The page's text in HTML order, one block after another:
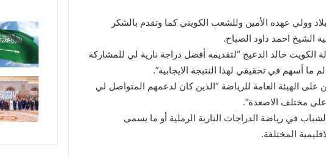
وولي عهده الأمين وللشعب الكويتي كما وتقدم بالشكر
الشيخ احمد داود الصباح.
خالد الدعيج “لتقديمه أفضل دراجة نارية لي للمشاركة
ما أسهم في تحقيقي لهذا النتيجة الايجابية”.
الهيئة العامة للرياضة “الذين كان لدعمهم المتواصل لي
على مختلف الاصعدة”.
في رياضة الدراجات النارية الرملية أو ما يسمى
المختلفة.